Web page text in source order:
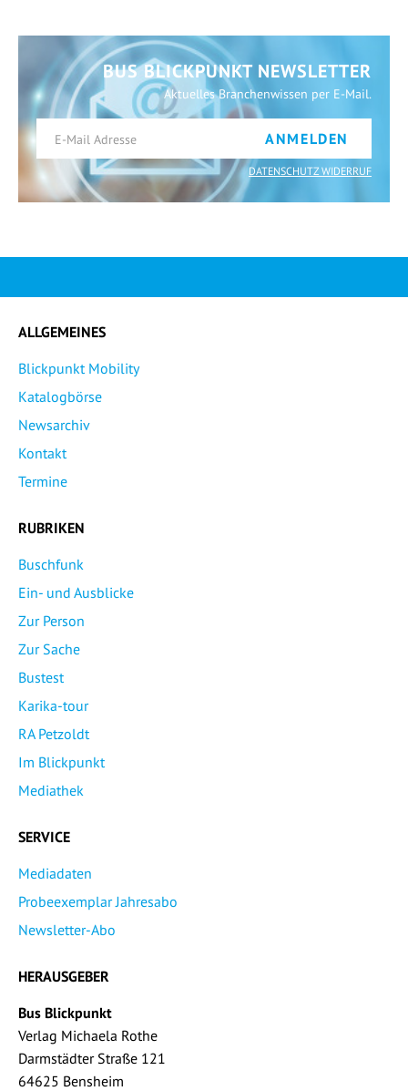
BUS BLICKPUNKT NEWSLETTER
Aktuelles Branchenwissen per E-Mail.
ANMELDEN
DATENSCHUTZ WIDERRUF
ALLGEMEINES
Blickpunkt Mobility
Katalogbörse
Newsarchiv
Kontakt
Termine
RUBRIKEN
Buschfunk
Ein- und Ausblicke
Zur Person
Zur Sache
Bustest
Karika-tour
RA Petzoldt
Im Blickpunkt
Mediathek
SERVICE
Mediadaten
Probeexemplar Jahresabo
Newsletter-Abo
HERAUSGEBER
Bus Blickpunkt
Verlag Michaela Rothe
Darmstädter Straße 121
64625 Bensheim